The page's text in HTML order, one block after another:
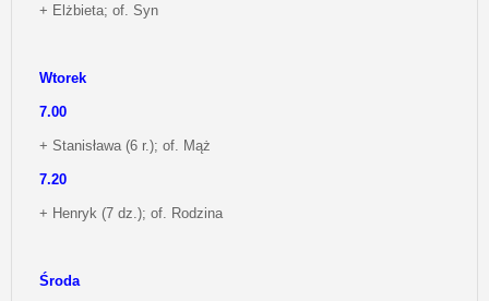
+ Elżbieta; of. Syn
Wtorek
7.00
+ Stanisława (6 r.); of. Mąż
7.20
+ Henryk (7 dz.); of. Rodzina
Środa